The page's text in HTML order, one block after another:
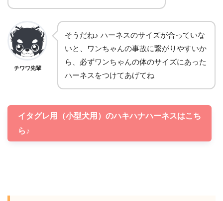
チワワ先輩
そうだね♪ ハーネスのサイズが合っていな
いと、ワンちゃんの事故に繋がりやすいか
ら、必ずワンちゃんの体のサイズにあった
ハーネスをつけてあげてね
イタグレ用（小型犬用）のハキハナハーネスはこち
ら♪